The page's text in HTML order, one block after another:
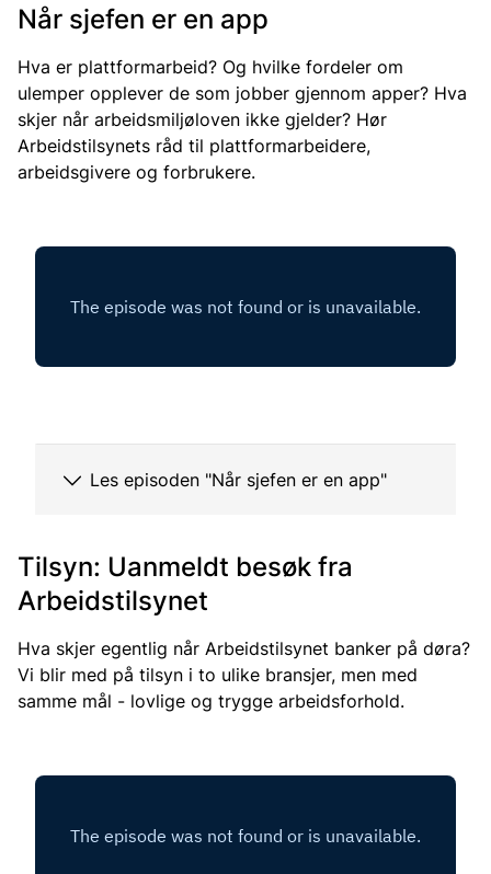
Når sjefen er en app
Hva er plattformarbeid? Og hvilke fordeler om
ulemper opplever de som jobber gjennom apper? Hva
skjer når arbeidsmiljøloven ikke gjelder? Hør
Arbeidstilsynets råd til plattformarbeidere,
arbeidsgivere og forbrukere.
Les episoden "Når sjefen er en app"
Tilsyn: Uanmeldt besøk fra
Arbeidstilsynet
Hva skjer egentlig når Arbeidstilsynet banker på døra?
Vi blir med på tilsyn i to ulike bransjer, men med
samme mål - lovlige og trygge arbeidsforhold.